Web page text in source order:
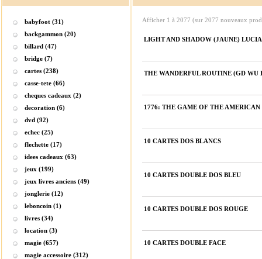
babyfoot (31)
backgammon (20)
billard (47)
bridge (7)
cartes (238)
casse-tete (66)
cheques cadeaux (2)
decoration (6)
dvd (92)
echec (25)
flechette (17)
idees cadeaux (63)
jeux (199)
jeux livres anciens (49)
jonglerie (12)
leboncoin (1)
livres (34)
location (3)
magie (657)
magie accessoire (312)
Afficher 1 à 2077 (sur 2077 nouveaux
LIGHT AND SHADOW (JAUNE)
THE WANDERFUL ROUTINE (GD WU
1776: THE GAME OF THE
10 CARTES DOS BLANCS
10 CARTES DOUBLE DOS BLEU
10 CARTES DOUBLE DOS ROUGE
10 CARTES DOUBLE FACE